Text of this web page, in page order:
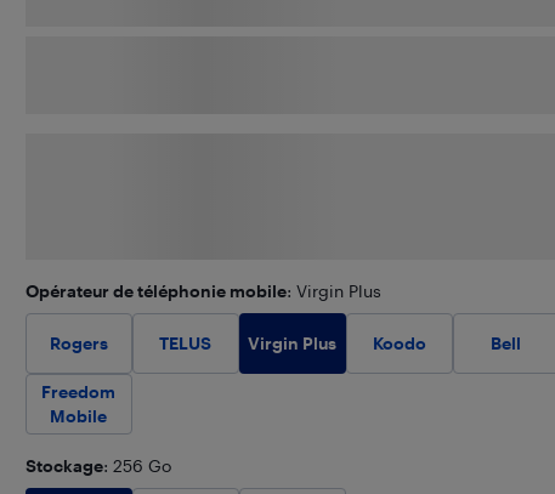
Opérateur de téléphonie mobile: Virgin Plus
Rogers TELUS Virgin Plus Koodo Bell
Freedom
Mobile
Stockage: 256 Go